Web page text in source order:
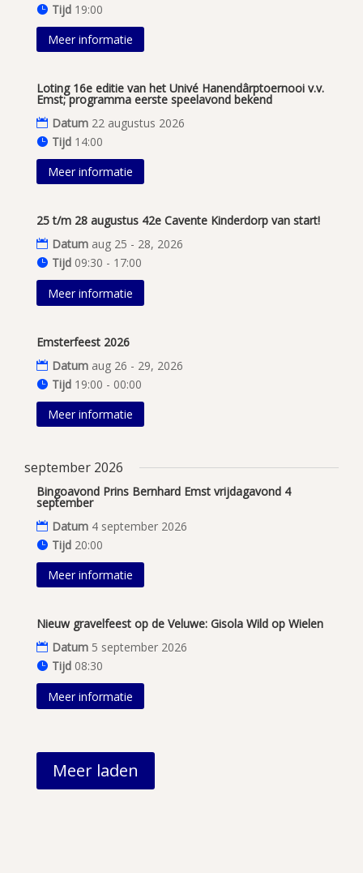
Tijd 19:00
Meer informatie
Loting 16e editie van het Univé Hanendârptoernooi v.v.
Emst; programma eerste speelavond bekend
Datum 22 augustus 2026
Tijd 14:00
Meer informatie
25 t/m 28 augustus 42e Cavente Kinderdorp van start!
Datum aug 25 - 28, 2026
Tijd 09:30 - 17:00
Meer informatie
Emsterfeest 2026
Datum aug 26 - 29, 2026
Tijd 19:00 - 00:00
Meer informatie
september 2026
Bingoavond Prins Bernhard Emst vrijdagavond 4
september
Datum 4 september 2026
Tijd 20:00
Meer informatie
Nieuw gravelfeest op de Veluwe: Gisola Wild op Wielen
Datum 5 september 2026
Tijd 08:30
Meer informatie
Meer laden